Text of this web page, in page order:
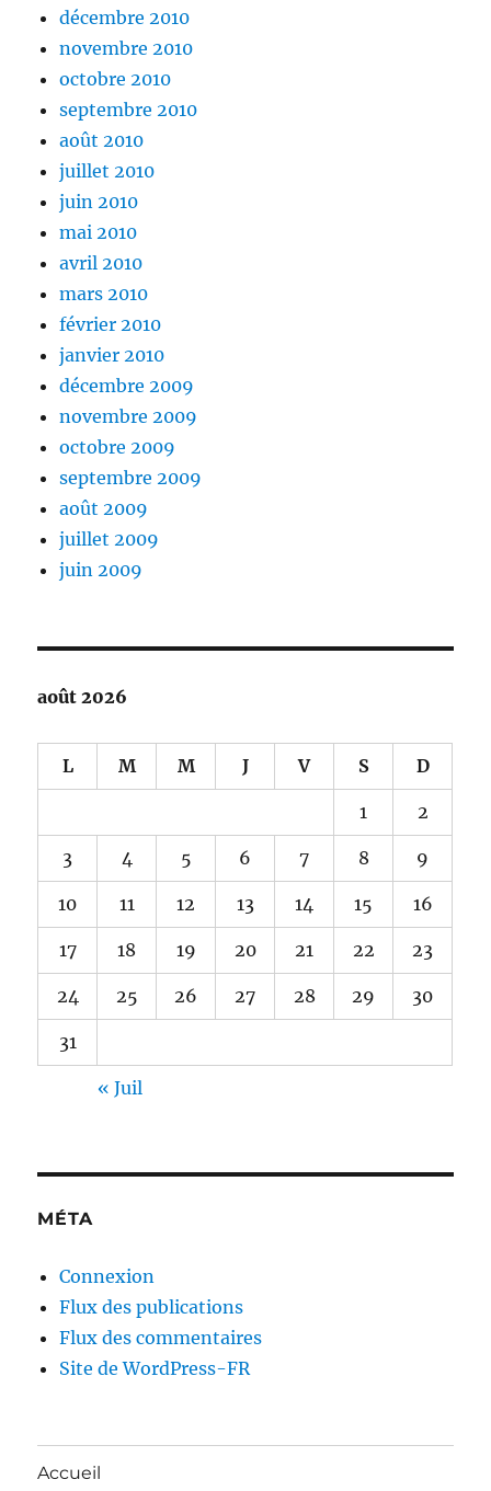
décembre 2010
novembre 2010
octobre 2010
septembre 2010
août 2010
juillet 2010
juin 2010
mai 2010
avril 2010
mars 2010
février 2010
janvier 2010
décembre 2009
novembre 2009
octobre 2009
septembre 2009
août 2009
juillet 2009
juin 2009
août 2026
L M M J V S D
1 2
3 4 5 6 7 8 9
10 11 12 13 14 15 16
17 18 19 20 21 22 23
24 25 26 27 28 29 30
31
« Juil
MÉTA
Connexion
Flux des publications
Flux des commentaires
Site de WordPress-FR
Accueil